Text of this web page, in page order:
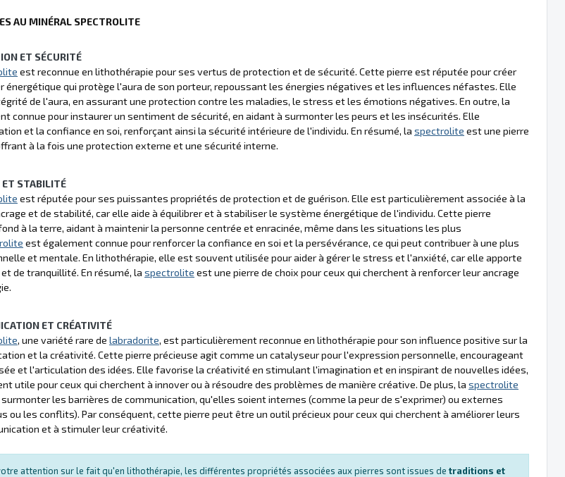
AU MINÉRAL SPECTROLITE
ET SÉCURITÉ
est reconnue en lithothérapie pour ses vertus de protection et de sécurité. Cette pierre est réputée pour créer
énergétique qui protège l'aura de son porteur, repoussant les énergies négatives et les influences néfastes. Elle
de l'aura, en assurant une protection contre les maladies, le stress et les émotions négatives. En outre, la
connue pour instaurer un sentiment de sécurité, en aidant à surmonter les peurs et les insécurités. Elle
et la confiance en soi, renforçant ainsi la sécurité intérieure de l'individu. En résumé, la spectrolite est une pierre
à la fois une protection externe et une sécurité interne.
ET STABILITÉ
est réputée pour ses puissantes propriétés de protection et de guérison. Elle est particulièrement associée à la
et de stabilité, car elle aide à équilibrer et à stabiliser le système énergétique de l'individu. Cette pierre
à la terre, aidant à maintenir la personne centrée et enracinée, même dans les situations les plus
est également connue pour renforcer la confiance en soi et la persévérance, ce qui peut contribuer à une plus
et mentale. En lithothérapie, elle est souvent utilisée pour aider à gérer le stress et l'anxiété, car elle apporte
de tranquillité. En résumé, la spectrolite est une pierre de choix pour ceux qui cherchent à renforcer leur ancrage
ET CRÉATIVITÉ
, une variété rare de labradorite, est particulièrement reconnue en lithothérapie pour son influence positive sur la
et la créativité. Cette pierre précieuse agit comme un catalyseur pour l'expression personnelle, encourageant
et l'articulation des idées. Elle favorise la créativité en stimulant l'imagination et en inspirant de nouvelles idées,
utile pour ceux qui cherchent à innover ou à résoudre des problèmes de manière créative. De plus, la spectrolite
les barrières de communication, qu'elles soient internes (comme la peur de s'exprimer) ou externes
ou les conflits). Par conséquent, cette pierre peut être un outil précieux pour ceux qui cherchent à améliorer leurs
et à stimuler leur créativité.
attention sur le fait qu'en lithothérapie, les différentes propriétés associées aux pierres sont issues de traditions et